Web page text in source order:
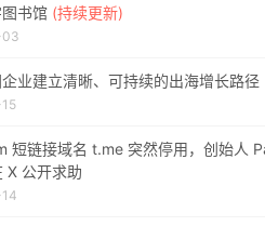
书馆 (持续更新)
业建立清晰、可持续的出海增长路径
短链接域名 t.me 突然停用，创始人
X 公开求助